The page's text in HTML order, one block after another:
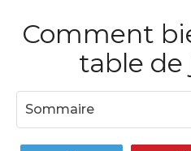
Comment
table de
Sommaire